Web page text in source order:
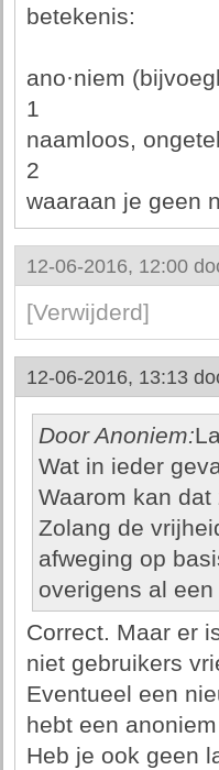
betekenis:
ano·niem
1
naamloos,
2
waaraan je geen
12-06-2016, 12:00
[Verwijderd]
12-06-2016, 13:13
Door Anoniem:
Wat in ieder
Waarom kan
Zolang de
afweging op
overigens al
Correct. Maar er
niet gebruikers
Eventueel een
hebt een
Heb je ook geen